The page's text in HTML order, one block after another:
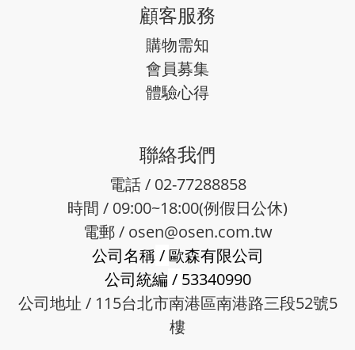
顧客服務
購物需知
會員募集
體驗心得
聯絡我們
電話 / 02-77288858
時間 / 09:00~18:00(例假日公休)
電郵 / osen@osen.com.tw
公司名稱/歐森有限公司
公司統編 / 53340990
公司地址 / 115台北市南港區南港路三段52號5
樓